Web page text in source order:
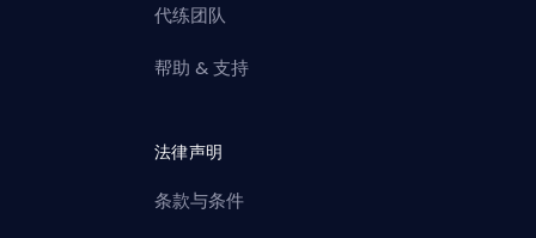
代练团队
帮助 & 支持
法律声明
条款与条件